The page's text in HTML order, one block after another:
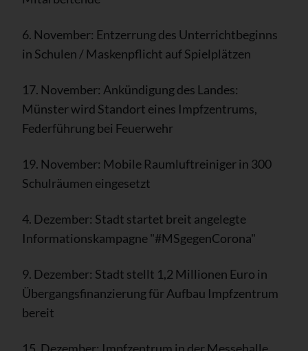
6. November: Entzerrung des Unterrichtbeginns
in Schulen / Maskenpflicht auf Spielplätzen
17. November: Ankündigung des Landes:
Münster wird Standort eines Impfzentrums,
Federführung bei Feuerwehr
19. November: Mobile Raumluftreiniger in 300
Schulräumen eingesetzt
4. Dezember: Stadt startet breit angelegte
Informationskampagne "#MSgegenCorona"
9. Dezember: Stadt stellt 1,2 Millionen Euro in
Übergangsfinanzierung für Aufbau Impfzentrum
bereit